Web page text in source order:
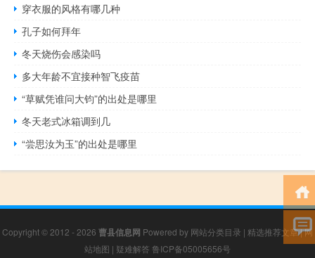
穿衣服的风格有哪几种
孔子如何拜年
冬天烧伤会感染吗
多大年龄不宜接种智飞疫苗
“草赋凭谁问大钧”的出处是哪里
冬天老式冰箱调到几
“尝思汝为玉”的出处是哪里
Copyright © 2012 - 2026 曹县信息网 Powered by 网站分类目录 | 精选推荐文章|网
站地图 | 疑难解答 鲁ICP备05005656号